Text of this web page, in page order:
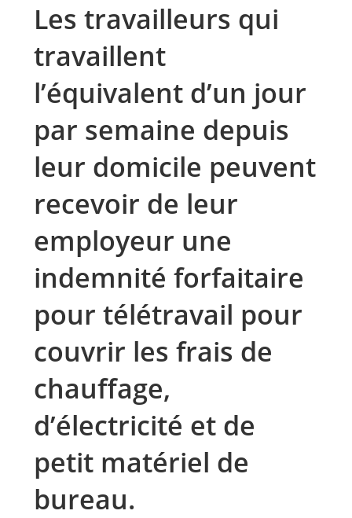
Les travailleurs qui
travaillent
l’équivalent d’un jour
par semaine depuis
leur domicile peuvent
recevoir de leur
employeur une
indemnité forfaitaire
pour télétravail pour
couvrir les frais de
chauffage,
d’électricité et de
petit matériel de
bureau.